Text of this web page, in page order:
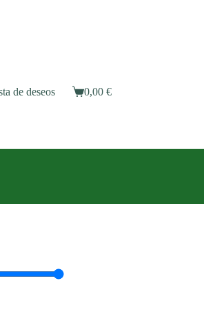
de deseos
Carro
0,00 €